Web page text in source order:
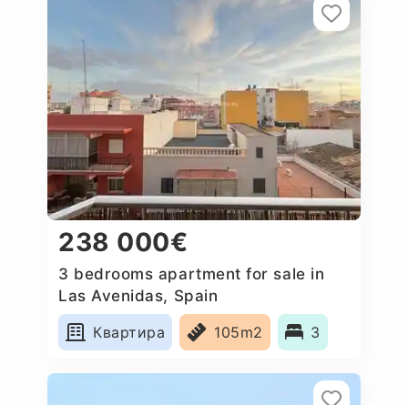
238 000€
3 bedrooms apartment for sale in
Las Avenidas, Spain
Квартира
105m2 3